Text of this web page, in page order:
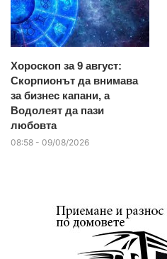
Хороскоп за 9 август:
Скорпионът да внимава
за бизнес капани, а
Водолеят да пази
любовта
08:58 - 09/08/2026